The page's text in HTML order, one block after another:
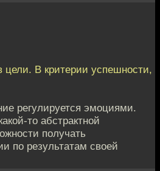
цели. В критерии успешности,
регулируется эмоциями.
то абстрактной
получать
по результатам своей